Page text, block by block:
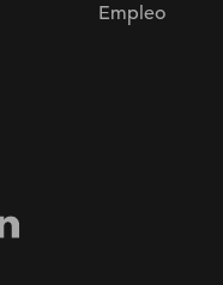
Empleo